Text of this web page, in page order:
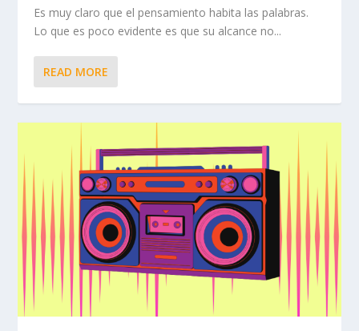
Es muy claro que el pensamiento habita las palabras.
Lo que es poco evidente es que su alcance no...
READ MORE